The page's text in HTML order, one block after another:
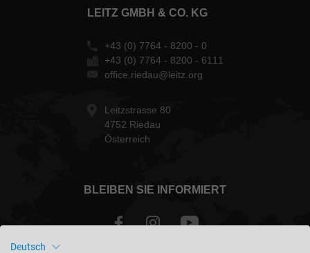
LEITZ GMBH & CO. KG
+43 (0) 7764 - 8200 - 0
+43 (0) 7764 - 8200 - 6111
office.riedau@leitz.org
Leitzstrasse 80
4752 Riedau
Österreich
BLEIBEN SIE INFORMIERT
Deutsch